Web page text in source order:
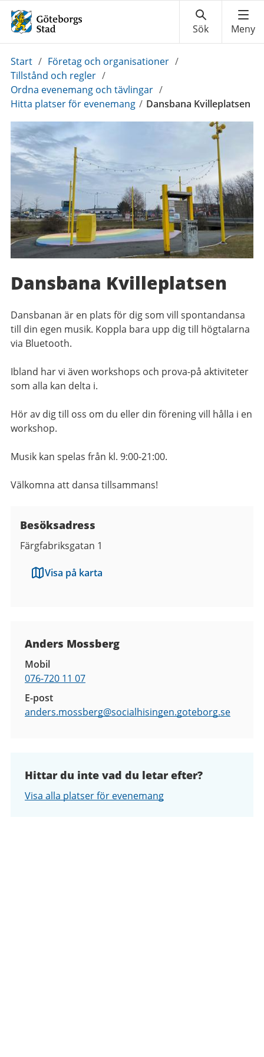
Du
är
här:
Start / Företag och organisationer /
Tillstånd och regler /
Ordna evenemang och tävlingar /
Hitta platser för evenemang / Dansbana Kvilleplatsen
Dansbana Kvilleplatsen
Dansbanan är en plats för dig som vill spontandansa
till din egen musik. Koppla bara upp dig till högtalarna
via Bluetooth.
Ibland har vi även workshops och prova-på aktiviteter
som alla kan delta i.
Hör av dig till oss om du eller din förening vill hålla i en
workshop.
Musik kan spelas från kl. 9:00-21:00.
Välkomna att dansa tillsammans!
Besöksadress
Färgfabriksgatan 1
Visa på karta
Anders Mossberg
Mobil
076-720 11 07
E-post
anders.mossberg@socialhisingen.goteborg.se
Hittar du inte vad du letar efter?
Visa alla platser för evenemang